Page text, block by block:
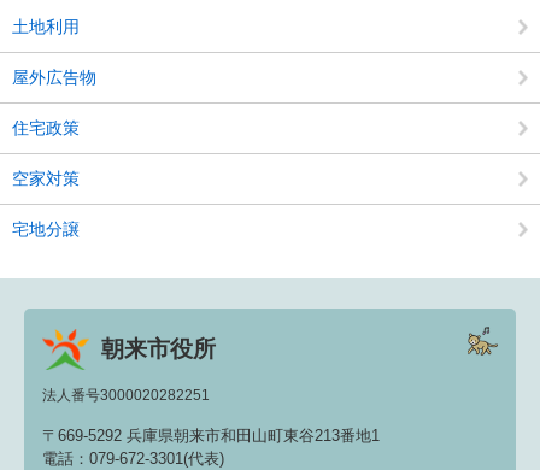
土地利用
屋外広告物
住宅政策
空家対策
宅地分譲
朝来市役所
法人番号3000020282251
〒669-5292 兵庫県朝来市和田山町東谷213番地1
電話：079-672-3301(代表)